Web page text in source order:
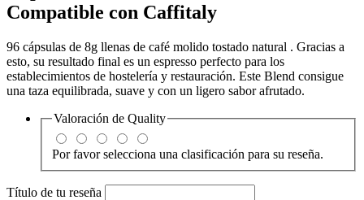
Compatible con Caffitaly
96 cápsulas de 8g llenas de café molido tostado natural . Gracias a
esto, su resultado final es un espresso perfecto para los
establecimientos de hostelería y restauración. Este Blend consigue
una taza equilibrada, suave y con un ligero sabor afrutado.
Valoración de Quality
Por favor selecciona una clasificación para su reseña.
Título de tu reseña